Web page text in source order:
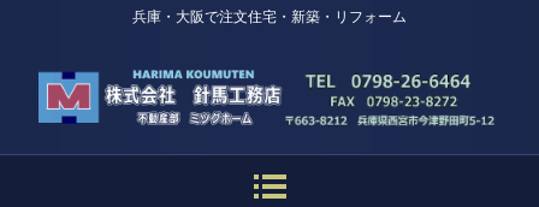
兵庫・大阪で注文住宅・新築・リフォーム